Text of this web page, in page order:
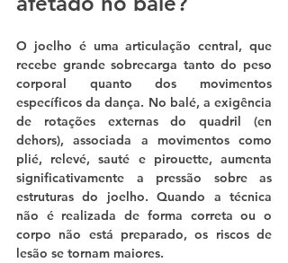
O joelho é uma articulação central, que
recebe grande sobrecarga tanto do peso
corporal quanto dos movimentos
específicos da dança. No balé, a exigência
de rotações externas do quadril (en
dehors)
plié, relevé, sauté e pirouette, aumenta
significativamente a pressão sobre as
estruturas do joelho. Quando a técnica
não é realizada de forma correta ou o
corpo não está preparado, os riscos de
lesão se tornam maiores.